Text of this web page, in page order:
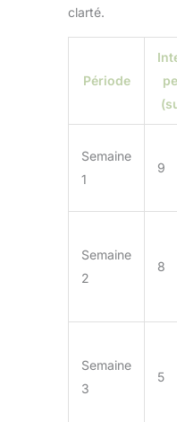
clarté.
Période
Semaine
1
9
Semaine
2
8
Semaine
3
5